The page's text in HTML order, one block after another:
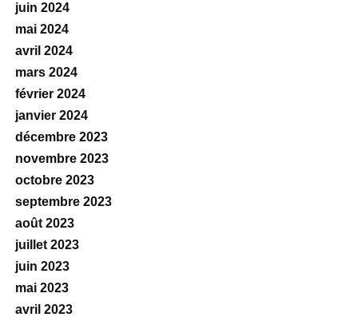
juin 2024
mai 2024
avril 2024
mars 2024
février 2024
janvier 2024
décembre 2023
novembre 2023
octobre 2023
septembre 2023
août 2023
juillet 2023
juin 2023
mai 2023
avril 2023